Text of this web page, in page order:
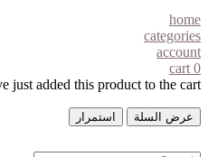
home
categories
account
0
cart
just added this product to the cart:
عرض السلة استمرار